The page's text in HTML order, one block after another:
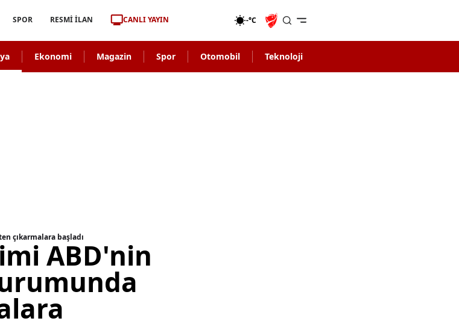
SPOR RESMİ İLAN CANLI YAYIN -°C
Ekonomi Magazin Spor Otomobil Teknoloji
çıkarmalara başladı
ABD'nin